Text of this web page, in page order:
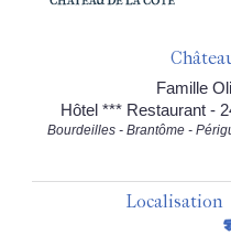
Famille
Hôtel *** Restaurant -
Bourdeilles - Brantôme -
Localisation